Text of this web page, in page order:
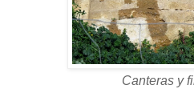
Canteras y